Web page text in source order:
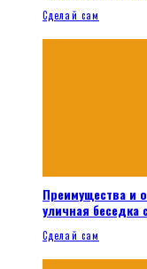
Сделай сам
Преимущества и
уличная беседка
Сделай сам